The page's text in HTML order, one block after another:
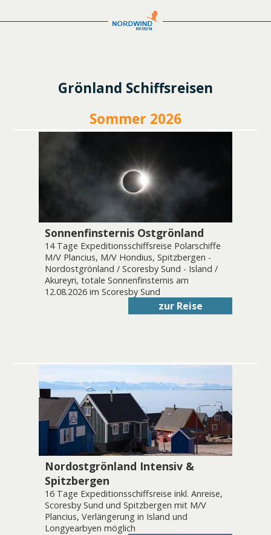
Grönland Schiffsreisen
Sommer 2026
Sonnenfinsternis Ostgrönland
14 Tage Expeditionsschiffsreise Polarschiffe
M/V Plancius, M/V Hondius, Spitzbergen -
Nordostgrönland / Scoresby Sund - Island /
Akureyri, totale Sonnenfinsternis am
12.08.2026 im Scoresby Sund
zur Reise
Nordostgrönland Intensiv &
Spitzbergen
16 Tage Expeditionsschiffsreise inkl. Anreise,
Scoresby Sund und Spitzbergen mit M/V
Plancius, Verlängerung in Island und
Longyearbyen möglich